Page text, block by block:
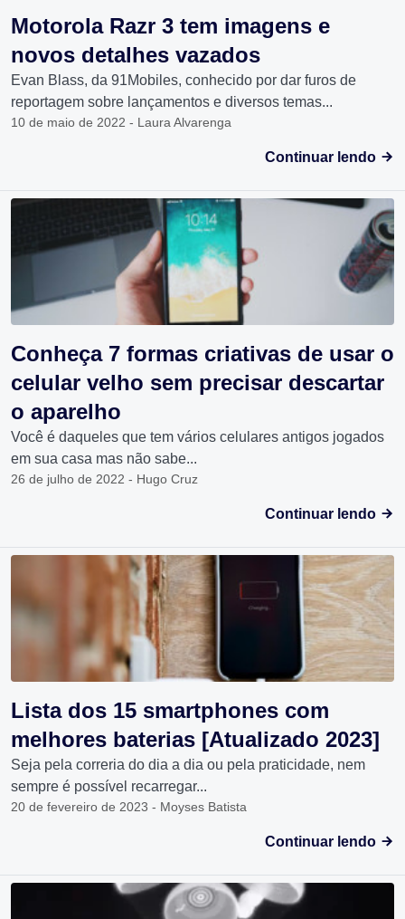
Motorola Razr 3 tem imagens e
novos detalhes vazados
Evan Blass, da 91Mobiles, conhecido por dar furos de
reportagem sobre lançamentos e diversos temas...
10 de maio de 2022 - Laura Alvarenga
Continuar lendo
Conheça 7 formas criativas de usar o
celular velho sem precisar descartar
o aparelho
Você é daqueles que tem vários celulares antigos jogados
em sua casa mas não sabe...
26 de julho de 2022 - Hugo Cruz
Continuar lendo
Lista dos 15 smartphones com
melhores baterias [Atualizado 2023]
Seja pela correria do dia a dia ou pela praticidade, nem
sempre é possível recarregar...
20 de fevereiro de 2023 - Moyses Batista
Continuar lendo